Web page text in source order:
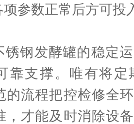
项参数正常后方可投
发酵罐的稳定运
靠支撑。唯有将定
的流程把控检修全
，才能及时消除设